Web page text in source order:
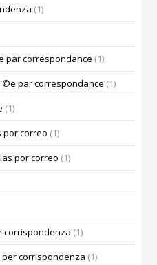
(1)
par correspondance (1)
par correspondance (1)
(1)
por correo (1)
por correo (1)
corrispondenza (1)
corrispondenza (1)